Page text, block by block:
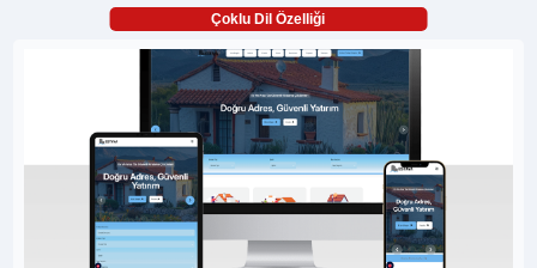
Çoklu Dil Özelliği